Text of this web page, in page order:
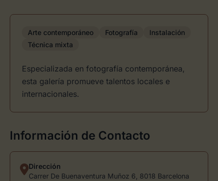
Arte contemporáneo Fotografía
Instalación
Técnica mixta
Especializada en fotografía contemporánea,
esta galería promueve talentos locales e
internacionales.
Información de Contacto
Dirección
Carrer De Buenaventura Muñoz 6, 8018 Barcelona